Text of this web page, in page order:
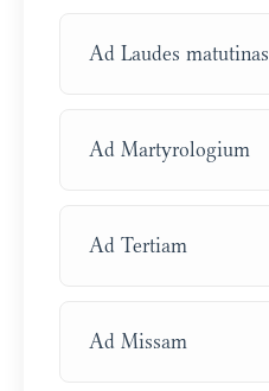
Ad Laudes matutinas
Ad Martyrologium
Ad Tertiam
Ad Missam